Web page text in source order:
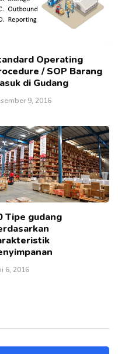
Operating
/ SOP Barang
di Gudang
9, 2016
Tipe gudang
6, 2016